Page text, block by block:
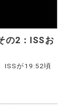
の2：ISSお
ISSが19:52頃